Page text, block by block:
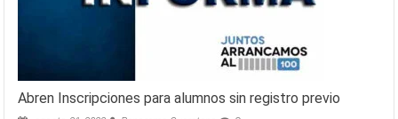
Abren Inscripciones para alumnos sin registro previo